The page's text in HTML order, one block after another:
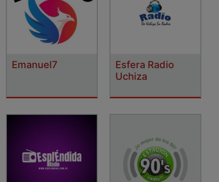
Emanuel7
Esfera Radio
Uchiza